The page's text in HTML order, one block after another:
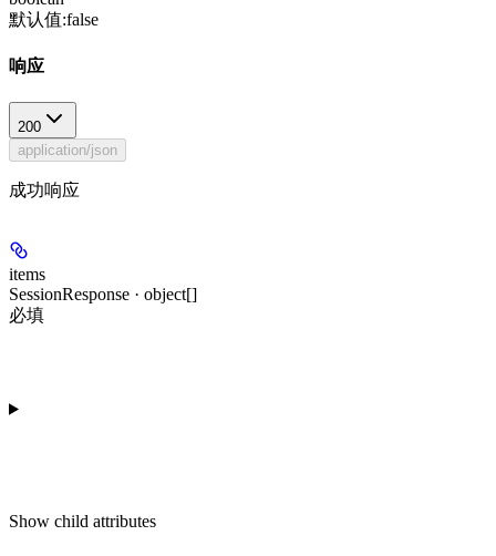
默认值:false
响应
200
application/json
成功响应
items
SessionResponse · object[]
必填
Show child attributes